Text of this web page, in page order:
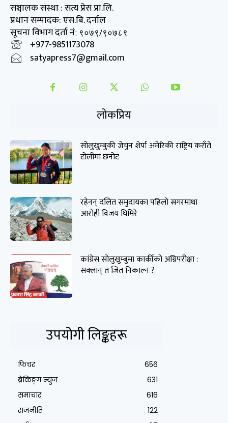
सञ्चालक संस्था : सत्य प्रेस प्रा.लि.
प्रधान सम्पादक: एस.बि. दर्नाल
सूचना विभाग दर्ता नं: ९०७९/९०७८९
+977-9851173078
satyapress7@gmail.com
लोकप्रिय
सोलुखुम्बुकी जेचुन शेर्पा अमेरिकी राष्ट्रिय कराँते
टोलीमा छनोट
रहेनन् दलित समुदायका पहिलो सगरमाथा
आरोही विजय घिमिरे
कांग्रेस सोलुखुम्बुमा कार्कीको अग्निपरीक्षा :
सक्लान् त जित निकाल्न ?
उपयोगी लिङ्कहरू
फिचर
656
ब्रेकिङ्ग न्युज
631
समाचार
616
राजनीति
122